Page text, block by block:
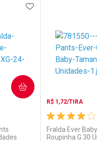
Por
ADICIONAR AOS
R$ 1,72/TIRA
Fralda Ever
Roupinha G 30